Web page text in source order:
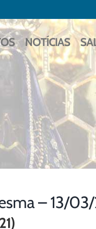
NOTÍCIAS
– 13/